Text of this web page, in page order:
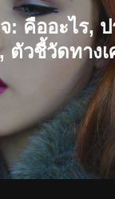
: คืออะไร,
ตัวชี้วัดทาง